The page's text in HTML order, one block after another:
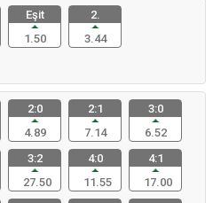
Eşit
1.50
2.
3.44
2:0
4.89
2:1
7.14
3:0
6.52
3:2
27.50
4:0
11.55
4:1
17.00